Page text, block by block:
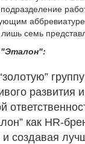
семь
"Эталон":
как HR-
создавая